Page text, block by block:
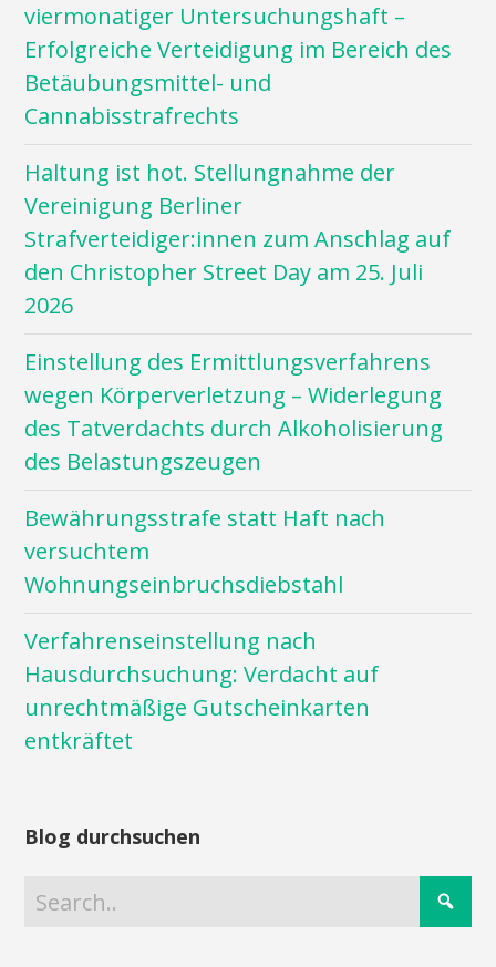
viermonatiger Untersuchungshaft –
Erfolgreiche Verteidigung im Bereich des
Betäubungsmittel- und
Cannabisstrafrechts
Haltung ist hot. Stellungnahme der
Vereinigung Berliner
Strafverteidiger:innen zum Anschlag auf
den Christopher Street Day am 25. Juli
2026
Einstellung des Ermittlungsverfahrens
wegen Körperverletzung – Widerlegung
des Tatverdachts durch Alkoholisierung
des Belastungszeugen
Bewährungsstrafe statt Haft nach
versuchtem
Wohnungseinbruchsdiebstahl
Verfahrenseinstellung nach
Hausdurchsuchung: Verdacht auf
unrechtmäßige Gutscheinkarten
entkräftet
Blog durchsuchen